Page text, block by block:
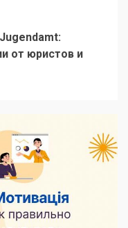
от юристов и